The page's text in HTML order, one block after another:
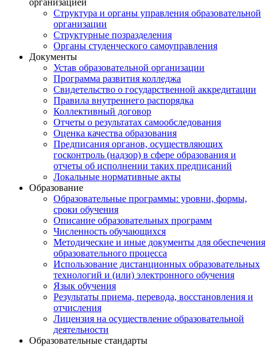
организацией
Структура и органы управления образовательной
организации
Структурные позразделения
Органы студенческого самоуправления
Документы
Устав образовательной организации
Программа развития колледжа
Свидетельство о государственной аккредитации
Правила внутреннего распорядка
Коллективный договор
Отчеты о результатах самообследования
Оценка качества образования
Предписания органов, осуществляющих
госконтроль (надзор) в сфере образования и
отчеты об исполнении таких предписаний
Локальные нормативные акты
Образование
Образовательные программы: уровни, формы,
сроки обучения
Описание образовательных программ
Численность обучающихся
Методические и иные документы для обеспечения
образовательного процесса
Использование дистанционных образовательных
технологий и (или) электронного обучения
Язык обучения
Результаты приема, перевода, восстановления и
отчисления
Лицензия на осуществление образовательной
деятельности
Образовательные стандарты